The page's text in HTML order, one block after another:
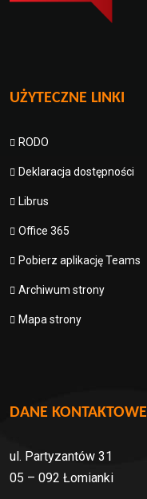
UŻYTECZNE LINKI
RODO
Deklaracja dostępności
Librus
Office 365
Pobierz aplikację Teams
Archiwum strony
Mapa strony
DANE KONTAKTOWE
ul. Partyzantów 31
05 – 092 Łomianki